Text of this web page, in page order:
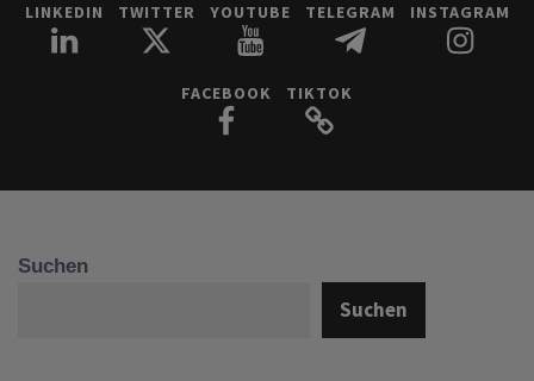
LINKEDIN TWITTER YOUTUBE TELEGRAM INSTAGRAM
FACEBOOK TIKTOK
Suchen
Suchen